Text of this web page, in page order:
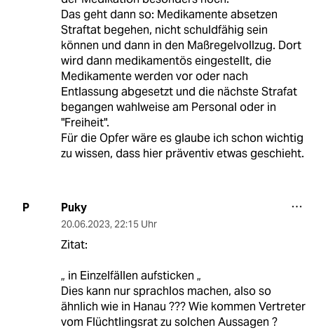
Das geht dann so: Medikamente absetzen
Straftat begehen, nicht schuldfähig sein
können und dann in den Maßregelvollzug. Dort
wird dann medikamentös eingestellt, die
Medikamente werden vor oder nach
Entlassung abgesetzt und die nächste Strafat
begangen wahlweise am Personal oder in
"Freiheit".
Für die Opfer wäre es glaube ich schon wichtig
zu wissen, dass hier präventiv etwas geschieht.
P Puky
20.06.2023, 22:15 Uhr
Zitat:
„ in Einzelfällen aufsticken „
Dies kann nur sprachlos machen, also so
ähnlich wie in Hanau ??? Wie kommen Vertreter
vom Flüchtlingsrat zu solchen Aussagen ?